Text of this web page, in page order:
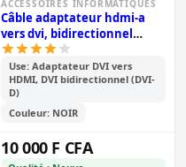
ACCESSOIRES INFORMATIQUES
Câble adaptateur hdmi-a
vers dvi, bidirectionnel
1080p, plaqué or. (2 mètres)
Use: Adaptateur DVI vers
HDMI, DVI bidirectionnel (DVI-
D)
Couleur: NOIR
10 000 F CFA